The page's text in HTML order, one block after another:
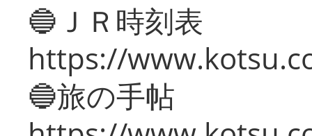
🔵ＪＲ時刻表
https://
🔵旅の手帖